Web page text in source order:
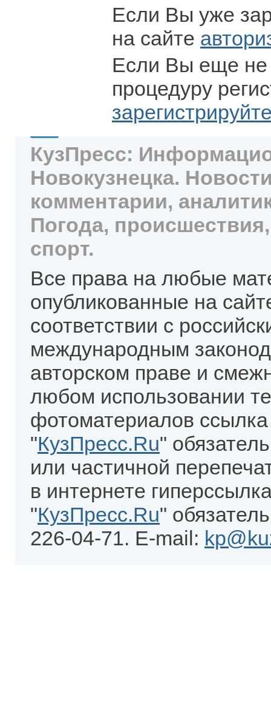
Если Вы уже
на сайте
Если Вы еще не
процедуру
КузПресс:
Новокузнецка.
комментарии,
Погода,
спорт.
Все права на любые
опубликованные на
соответствии с
международным
авторском праве и
любом использовании
фотоматериалов
"КузПресс.Ru"
или частичной
в интернете
"КузПресс.Ru"
226-04-71. E-mail: